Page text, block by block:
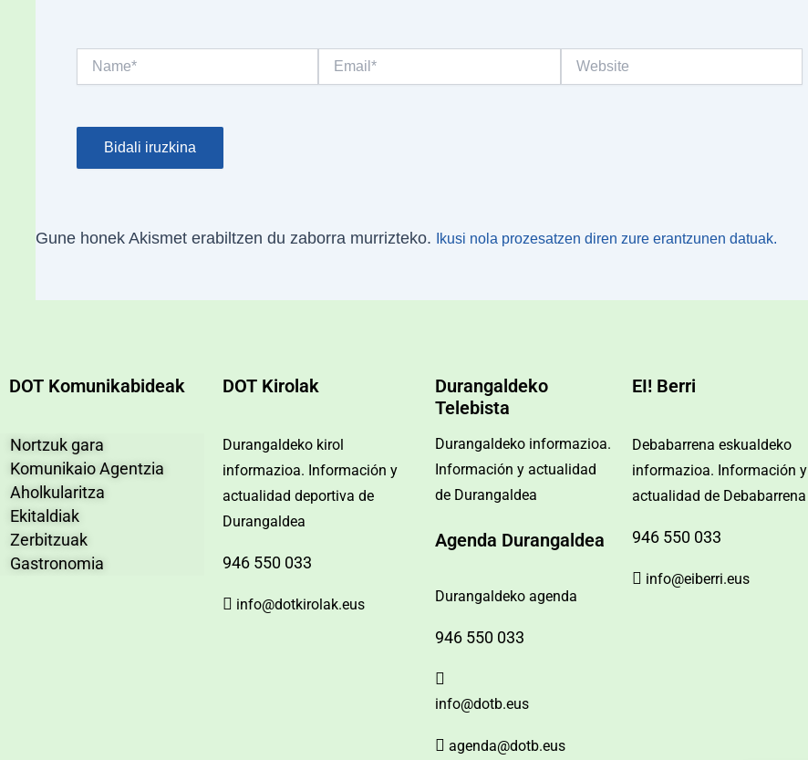
Gune honek Akismet erabiltzen du zaborra murrizteko. Ikusi nola prozesatzen diren zure erantzunen datuak.
DOT Komunikabideak
Nortzuk gara
Komunikaio Agentzia
Aholkularitza
Ekitaldiak
Zerbitzuak
Gastronomia
DOT Kirolak
Durangaldeko kirol
informazioa. Información y
actualidad deportiva de
Durangaldea
946 550 033
info@dotkirolak.eus
Durangaldeko
Telebista
Durangaldeko informazioa.
Información y actualidad
de Durangaldea
Agenda Durangaldea
Durangaldeko agenda
946 550 033
info@dotb.eus
agenda@dotb.eus
EI! Berri
Debabarrena eskualdeko
informazioa. Información y
actualidad de Debabarrena
946 550 033
info@eiberri.eus